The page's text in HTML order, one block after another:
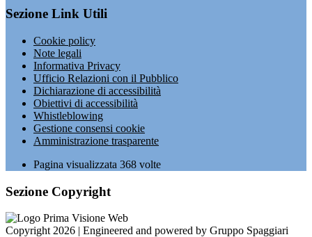
Sezione Link Utili
Cookie policy
Note legali
Informativa Privacy
Ufficio Relazioni con il Pubblico
Dichiarazione di accessibilità
Obiettivi di accessibilità
Whistleblowing
Gestione consensi cookie
Amministrazione trasparente
Pagina visualizzata 368 volte
Sezione Copyright
Copyright 2026 | Engineered and powered by Gruppo Spaggiari